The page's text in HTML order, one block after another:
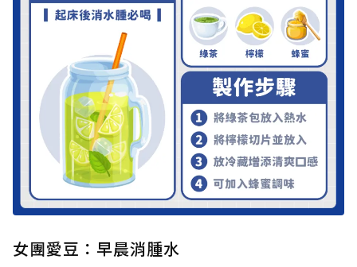
女團愛豆：早晨消腫水